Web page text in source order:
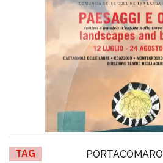
TAG
PORTACOMARO